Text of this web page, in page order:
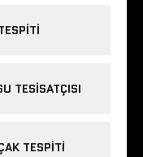
TESISATÇISI
TESPITI